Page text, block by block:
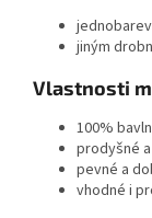
jiným
Vlastnosti
100%
prodyšné
pevné a
vhodné i